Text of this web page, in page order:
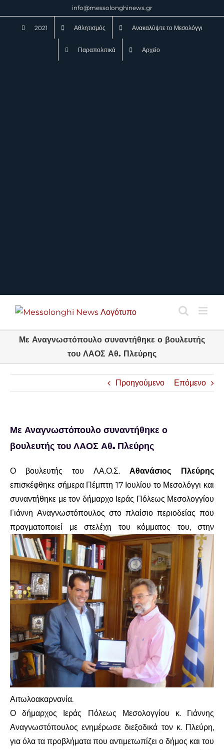
info@messolonghinews.gr
2021 Αθλητισμός Ανακαλύψτε το Μεσολόγγι
Παραπολιτικά Αρχείο
Με Αναγνωστόπουλο συναντήθηκε ο βουλευτής
του ΛΑΟΣ Αθ. Πλεύρης
Προηγούμενο Επόμενο
Με Αναγνωστόπουλο συναντήθηκε ο
βουλευτής του ΛΑΟΣ Αθ. Πλεύρης
Ο βουλευτής του ΛΑ.Ο.Σ. Αθανάσιος Πλεύρης
επισκέφθηκε σήμερα Πέμπτη 17 Ιουλίου το Μεσολόγγι και
συναντήθηκε με τον δήμαρχο Ιεράς Πόλεως Μεσολογγίου
Γιάννη Αναγνωστόπουλος στο πλαίσιο περιοδείας που
πραγματοποιεί με στελέχη του κόμματος του, στην
Αιτωλοακαρνανία.
Ο δήμαρχος Ιεράς Πόλεως Μεσολογγίου κ. Γιάννης
Αναγνωστόπουλος ενημέρωσε διεξοδικά τον κ. Πλεύρη,
για όλα τα προβλήματα που αντιμετωπίζει ο δήμος και του